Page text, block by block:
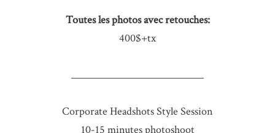
Toutes les photos avec retouches:
400$+tx
___________________________
Corporate Headshots Style Session
10-15 minutes photoshoot